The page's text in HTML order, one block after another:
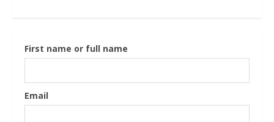
First name or full name
Email